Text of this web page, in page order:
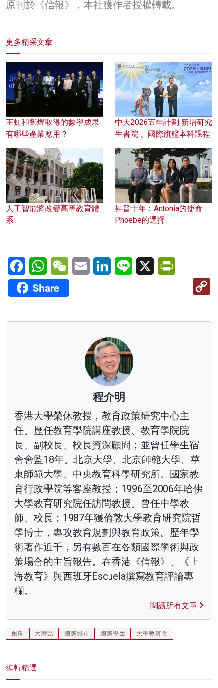
原刊於《信報》，本社獲作者授權轉載。
更多精采文章
王虹和鄧煜取得的數學成果
有哪些產業應用？
中大2026五年計劃 新增研究
生書院 、國際旗艦本科課程
人工智能將改變高等教育體
系
昇普十年：Antonia的使命
Phoebe的選擇
FacebookWhatsAppWeChatEmail LinkedInLine X
Share
程介明
香港大學榮休教授，教育政策研究中心主
任。歷任教育學院講座教授、教育學院院
長、副校長、校長資深顧問；並曾任學生宿
舍舍監18年。北京大學、北京師範大學、華
東師範大學、中央教育科學研究所、國家教
育行政學院等客座教授；1996至2006年哈佛
大學教育研究院任訪問教授。曾任中學教
師、校長；1987年獲倫敦大學教育研究院哲
學博士，專攻教育規劃與教育政策。歷年學
術著作近千，另有數百在各類國際學術與政
策場合的主旨報告。在香港《信報》、《上
海教育》與西班牙Escuela撰寫教育評論專
欄。
閱讀所有文章
創科 大灣區 國際城市 國際學生 大學教資會
編輯精選